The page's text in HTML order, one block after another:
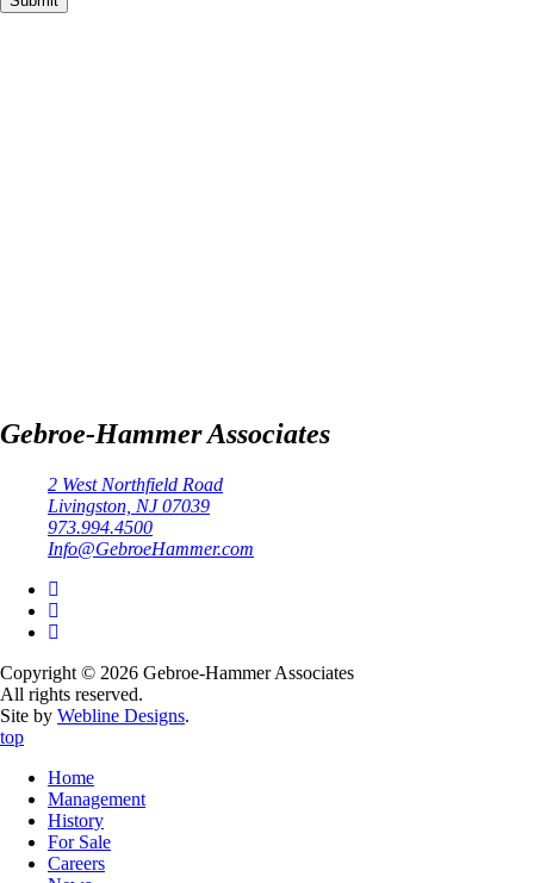
Gebroe-Hammer Associates
2 West Northfield Road
Livingston, NJ 07039
973.994.4500
Info@GebroeHammer.com
Copyright © 2026 Gebroe-Hammer Associates
All rights reserved.
Site by Webline Designs.
top
Home
Management
History
For Sale
Careers